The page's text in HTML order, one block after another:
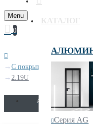
КАТАЛОГ
Серия AG
Menu
0
С покрытием UNILACK
2.19U
AGN